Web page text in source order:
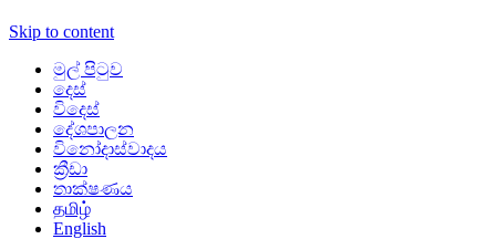
Skip to content
මුල් පිටුව
දෙස්
විදෙස්
දේශපාලන
විනෝදාස්වාදය
ක්‍රීඩා
තාක්ෂණය
தமிழ்
English